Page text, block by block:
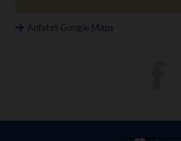
Anfahrt Google Maps